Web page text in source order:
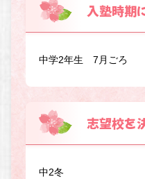
入塾時期
中学2年生 7月ごろ
志望校を
中2冬